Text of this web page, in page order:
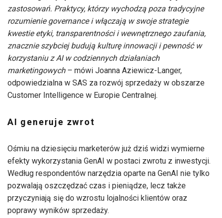
zastosowań. Praktycy, którzy wychodzą poza tradycyjne
rozumienie governance i włączają w swoje strategie
kwestie etyki, transparentności i wewnętrznego zaufania,
znacznie szybciej budują kulturę innowacji i pewność w
korzystaniu z AI w codziennych działaniach
marketingowych– mówi Joanna Aziewicz-Langer,
odpowiedzialna w SAS za rozwój sprzedaży w obszarze
Customer Intelligence w Europie Centralnej.
AI generuje zwrot
Ośmiu na dziesięciu marketerów już dziś widzi wymierne
efekty wykorzystania GenAI w postaci zwrotu z inwestycji.
Według respondentów narzędzia oparte na GenAI nie tylko
pozwalają oszczędzać czas i pieniądze, lecz także
przyczyniają się do wzrostu lojalności klientów oraz
poprawy wyników sprzedaży.